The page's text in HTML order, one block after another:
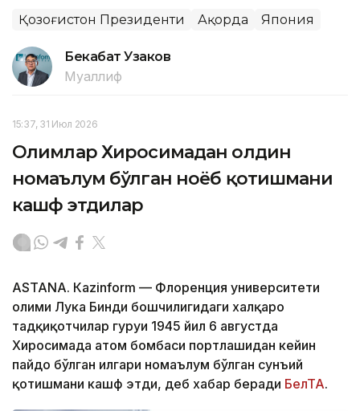
Қозоғистон Президенти Ақорда Япония
Бекабат Узаков
Муаллиф
15:37, 31 Июл 2026
Олимлар Хиросимадан олдин
номаълум бўлган ноёб қотишмани
кашф этдилар
ASTANА. Кazinform — Флоренция университети
олими Лука Бинди бошчилигидаги халқаро
тадқиқотчилар гуруҳи 1945 йил 6 августда
Хиросимада атом бомбаси портлашидан кейин
пайдо бўлган илгари номаълум бўлган сунъий
қотишмани кашф этди, деб хабар беради БелТА.